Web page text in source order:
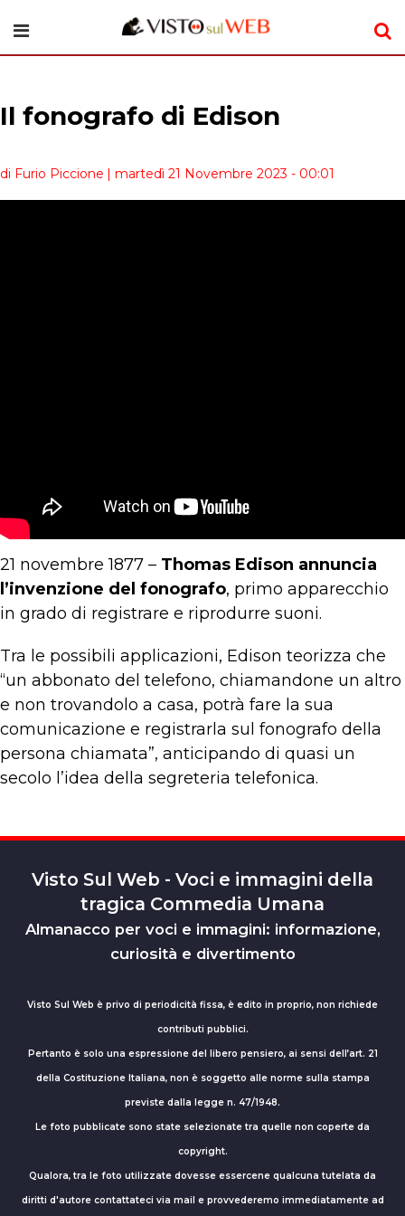
Il fonografo di Edison
di Furio Piccione | martedì 21 Novembre 2023 - 00:01
21 novembre 1877 – Thomas Edison annuncia
l’invenzione del fonografo, primo apparecchio
in grado di registrare e riprodurre suoni.
Tra le possibili applicazioni, Edison teorizza che
“un abbonato del telefono, chiamandone un altro
e non trovandolo a casa, potrà fare la sua
comunicazione e registrarla sul fonografo della
persona chiamata”, anticipando di quasi un
secolo l’idea della segreteria telefonica.
Visto Sul Web - Voci e immagini della
tragica Commedia Umana
Almanacco per voci e immagini: informazione,
curiosità e divertimento
Visto Sul Web è privo di periodicità fissa, è edito in proprio, non richiede
contributi pubblici.
Pertanto è solo una espressione del libero pensiero, ai sensi dell’art. 21
della Costituzione Italiana, non è soggetto alle norme sulla stampa
previste dalla legge n. 47/1948.
Le foto pubblicate sono state selezionate tra quelle non coperte da
copyright.
Qualora, tra le foto utilizzate dovesse essercene qualcuna tutelata da
diritti d'autore contattateci via mail e provvederemo immediatamente ad